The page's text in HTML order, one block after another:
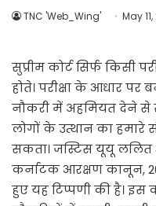
TNC 'Web_Wing' May
सुप्रीम कोर्ट सिर्फ किसी
होते। परीक्षा के आधार पर
नौकरी में अहमियत देने से
लोगों के उत्थान का हमारे
सकता। जस्टिस यूयू ललित
कर्नाटक आरक्षण कानून,
हुए यह टिप्पणी की है।